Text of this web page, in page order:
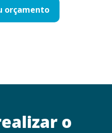
orçamento
o